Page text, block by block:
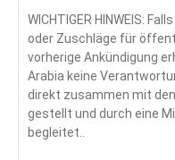
WICHTIGER HINWEIS:
oder Zuschläge für
vorherige Ankündigung
Arabia keine
direkt zusammen mit
gestellt und durch eine
begleitet..